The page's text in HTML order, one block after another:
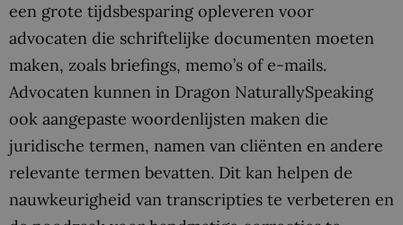
een grote tijdsbesparing opleveren voor
advocaten die schriftelijke documenten moeten
maken, zoals briefings, memo’s of e-mails.
Advocaten kunnen in Dragon NaturallySpeaking
ook aangepaste woordenlijsten maken die
juridische termen, namen van cliënten en andere
relevante termen bevatten. Dit kan helpen de
nauwkeurigheid van transcripties te verbeteren en